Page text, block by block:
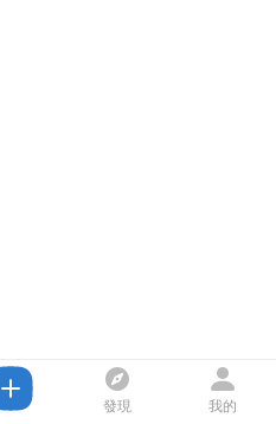
發現 我的